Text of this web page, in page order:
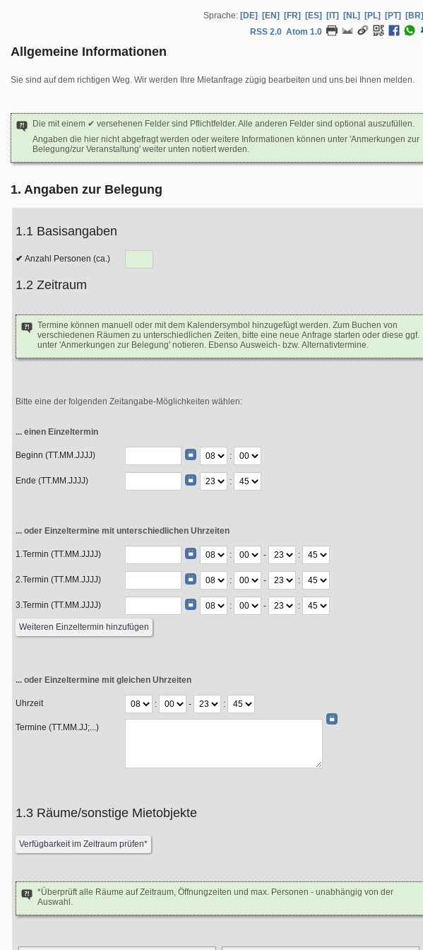
Sprache: [DE] [EN] [FR] [ES] [IT] [NL] [PL] [PT] [BR]
RSS 2.0 Atom 1.0
Allgemeine Informationen
Sie sind auf dem richtigen Weg. Wir werden Ihre Mietanfrage zügig bearbeiten und uns bei Ihnen melden.
Die mit einem ✔ versehenen Felder sind Pflichtfelder. Alle anderen Felder sind optional auszufüllen.
Angaben die hier nicht abgefragt werden oder weitere Informationen können unter 'Anmerkungen zur
Belegung/zur Veranstaltung' weiter unten notiert werden.
1. Angaben zur Belegung
1.1 Basisangaben
Anzahl Personen (ca.)
1.2 Zeitraum
Termine können manuell oder mit dem Kalendersymbol hinzugefügt werden. Zum Buchen von
verschiedenen Räumen zu unterschiedlichen Zeiten, bitte eine neue Anfrage starten oder diese ggf.
unter 'Anmerkungen zur Belegung' notieren. Ebenso Ausweich- bzw. Alternativtermine.
Bitte eine der folgenden Zeitangabe-Möglichkeiten wählen:
... einen Einzeltermin
Beginn (TT.MM.JJJJ) :
Ende (TT.MM.JJJJ) :
... oder Einzeltermine mit unterschiedlichen Uhrzeiten
1.Termin (TT.MM.JJJJ) : - :
2.Termin (TT.MM.JJJJ) : - :
3.Termin (TT.MM.JJJJ) : - :
... oder Einzeltermine mit gleichen Uhrzeiten
Uhrzeit : - :
Termine (TT.MM.JJ;...)
1.3 Räume/sonstige Mietobjekte
*Überprüft alle Räume auf Zeitraum, Öffnungzeiten und max. Personen - unabhängig von der
Auswahl.